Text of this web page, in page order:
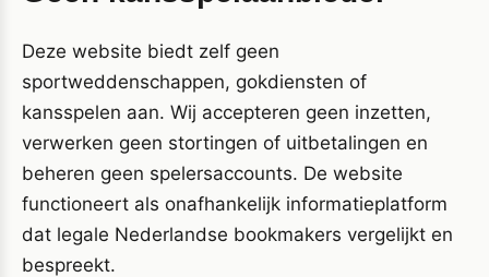
Deze website biedt zelf geen
sportweddenschappen, gokdiensten of
kansspelen aan. Wij accepteren geen inzetten,
verwerken geen stortingen of uitbetalingen en
beheren geen spelersaccounts. De website
functioneert als onafhankelijk informatieplatform
dat legale Nederlandse bookmakers vergelijkt en
bespreekt.